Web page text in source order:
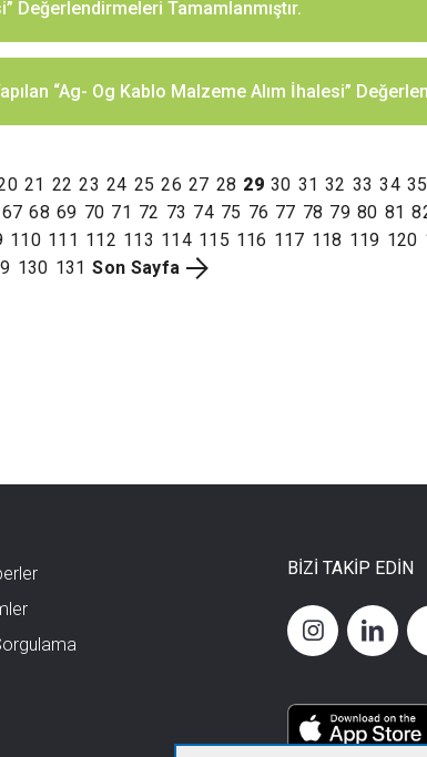
Değerlendirmeleri Tamamlanmıştır.
“Ag- Og Kablo Malzeme Alım İhalesi”
21 22 23 24 25 26 27 28 29 30 31 32 33 34 35
67 68 69 70 71 72 73 74 75 76 77 78 79 80 81
110 111 112 113 114 115 116 117 118 119 120
130 131 Son Sayfa
BİZİ TAKİP EDİN